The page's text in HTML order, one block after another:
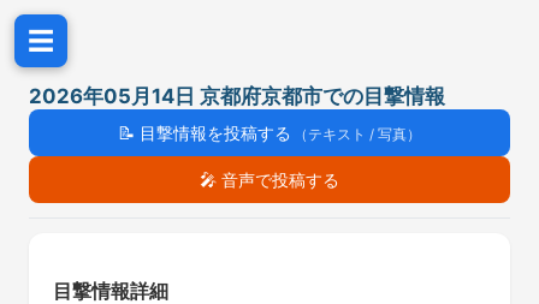
☰
2026年05月14日 京都府京都市での目撃情報
📝 目撃情報を投稿する （テキスト / 写真）
🎤 音声で投稿する
目撃情報詳細